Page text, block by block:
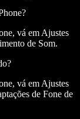
vá em Ajustes
de Som.
vá em Ajustes
de Fone de